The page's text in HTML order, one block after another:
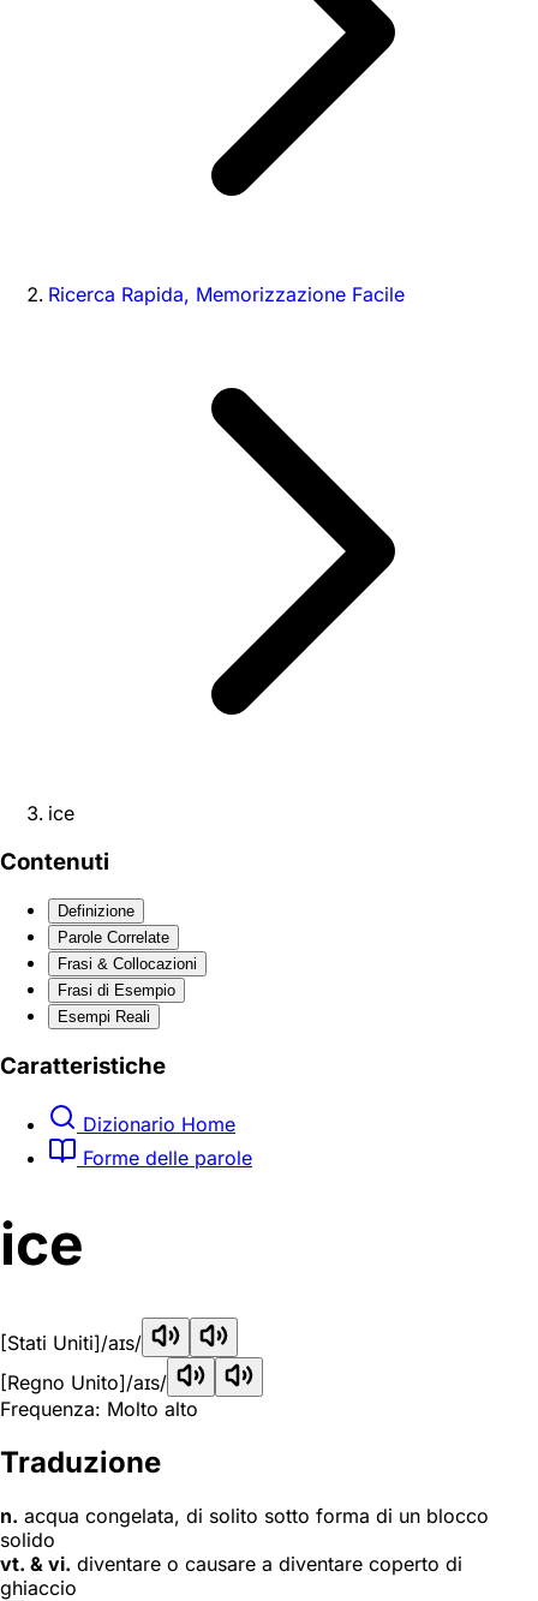
Ricerca Rapida, Memorizzazione Facile
ice
Contenuti
Definizione
Parole Correlate
Frasi & Collocazioni
Frasi di Esempio
Esempi Reali
Caratteristiche
Dizionario Home
Forme delle parole
ice
[Stati Uniti]/aɪs/
[Regno Unito]/aɪs/
Frequenza: Molto alto
Traduzione
n. acqua congelata, di solito sotto forma di un blocco
solido
vt. & vi. diventare o causare a diventare coperto di
ghiaccio